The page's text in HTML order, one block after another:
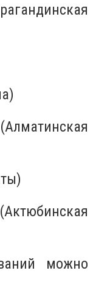
можно